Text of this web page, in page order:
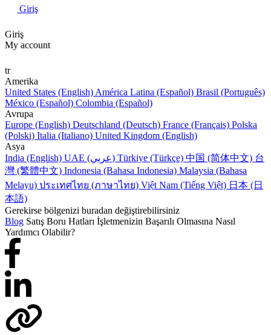
Giriş
Giriş
My account
tr
Amerika
United States (English) América Latina (Español) Brasil (Português)
México (Español) Colombia (Español)
Avrupa
Europe (English) Deutschland (Deutsch) France (Français) Polska
(Polski) Italia (Italiano) United Kingdom (English)
Asya
India (English)
UAE (عربي) Türkiye (Türkçe) 中国 (简体中文) 台
灣 (繁體中文) Indonesia (Bahasa Indonesia) Malaysia (Bahasa
Melayu) ประเทศไทย (ภาษาไทย) Việt Nam (Tiếng Việt) 日本 (日
本語)
Gerekirse bölgenizi buradan değiştirebilirsiniz
Blog Satış Boru Hatları İşletmenizin Başarılı Olmasına Nasıl
Yardımcı Olabilir?